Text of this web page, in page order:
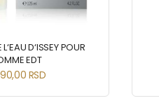
D‘ISSEY POUR
EDT
RSD